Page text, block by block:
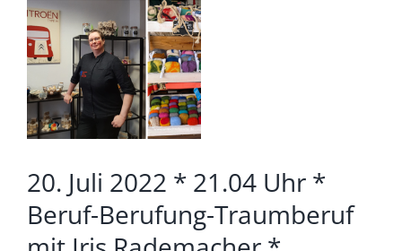
Zeige
grösseres
Bild
20. Juli 2022 * 21.04 Uhr *
Beruf-Berufung-Traumberuf